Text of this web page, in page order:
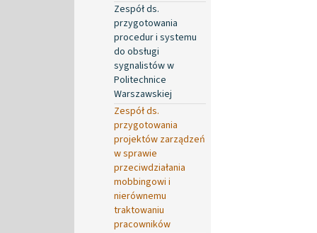
Zespół ds.
przygotowania
procedur i systemu
do obsługi
sygnalistów w
Politechnice
Warszawskiej
Zespół ds.
przygotowania
projektów zarządzeń
w sprawie
przeciwdziałania
mobbingowi i
nierównemu
traktowaniu
pracowników